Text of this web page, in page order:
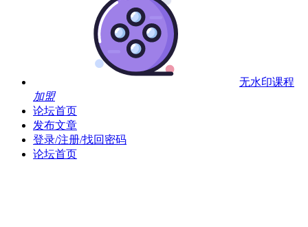
无水印课程
加盟
论坛首页
发布文章
登录/注册/找回密码
论坛首页